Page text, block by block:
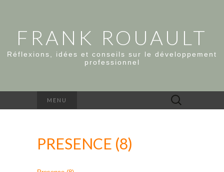
FRANK ROUAULT
Réflexions, idées et conseils sur le développement
professionnel
MENU Rechercher :
PRESENCE (8)